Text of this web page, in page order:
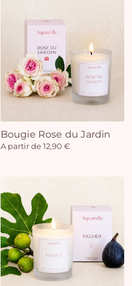
Bougie Rose du Jardin
A partir de 12,90 €